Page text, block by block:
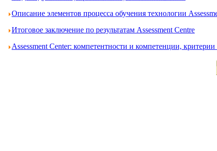
Описание элементов процесса обучения технологии
Итоговое заключение по результатам Assessment Centre
Assessment Center: компетентности и компетенции,